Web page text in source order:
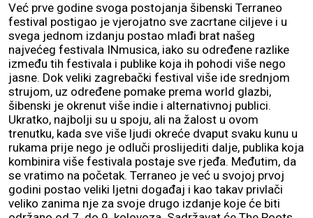
Već prve godine svoga postojanja šibenski Terraneo
festival postigao je vjerojatno sve zacrtane ciljeve i u
svega jednom izdanju postao mlađi brat našeg
najvećeg festivala INmusica, iako su određene razlike
između tih festivala i publike koja ih pohodi više nego
jasne. Dok veliki zagrebački festival više ide srednjom
strujom, uz određene pomake prema world glazbi,
šibenski je okrenut više indie i alternativnoj publici.
Ukratko, najbolji su u spoju, ali na žalost u ovom
trenutku, kada sve više ljudi okreće dvaput svaku kunu u
rukama prije nego je odluči proslijediti dalje, publika koja
kombinira više festivala postaje sve rjeđa. Međutim, da
se vratimo na početak. Terraneo je već u svojoj prvoj
godini postao veliki ljetni događaj i kao takav privlači
veliko zanima nje za svoje drugo izdanje koje će biti